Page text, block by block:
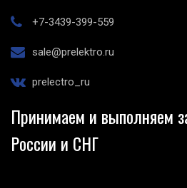
+7-3439-399-559
sale@prelektro.ru
prelectro_ru
Принимаем и выполняем
России и СНГ